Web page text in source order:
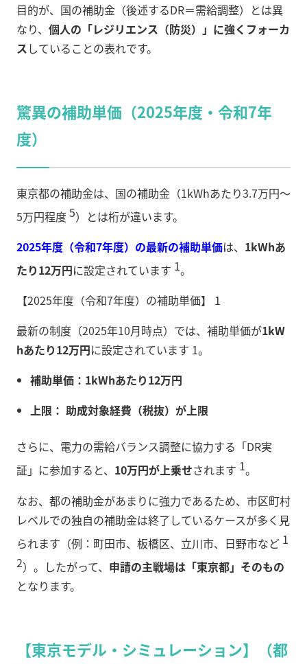
目的が、国の補助金（後述するDR＝需給調整）とは異
なり、 個人の「レジリエンス（防災）」に強くフォーカ
ス していることの表れです。
驚異の補助単価（2025年度・令和7年
度）
東京都の補助金は、国の補助金（1kWhあたり3.7万円〜
5万円程度 5）とは桁が違います。
2025年度（令和7年度）の最新の補助単価は、 1kWhあ
たり12万円に設定されています 1。
【2025年度（令和7年度）の補助単価】 1
最新の制度（2025年10月時点）では、補助単価が1kW
hあたり12万円に設定されています 1。
補助単価：1kWhあたり12万円
上限： 助成対象経費（税抜）が上限
さらに、電力の需給バランス調整に協力する「DR実
証」に参加すると、 10万円が上乗せされます 1。
なお、都の補助金があまりに強力であるため、市区町村
レベルでの独自の補助金は終了しているケースが多く見
られます（例：町田市、板橋区、立川市、日野市など 1
2）。したがって、 申請の主戦場は「東京都」そのもの
となります。
【東京モデル・シミュレーション】（都